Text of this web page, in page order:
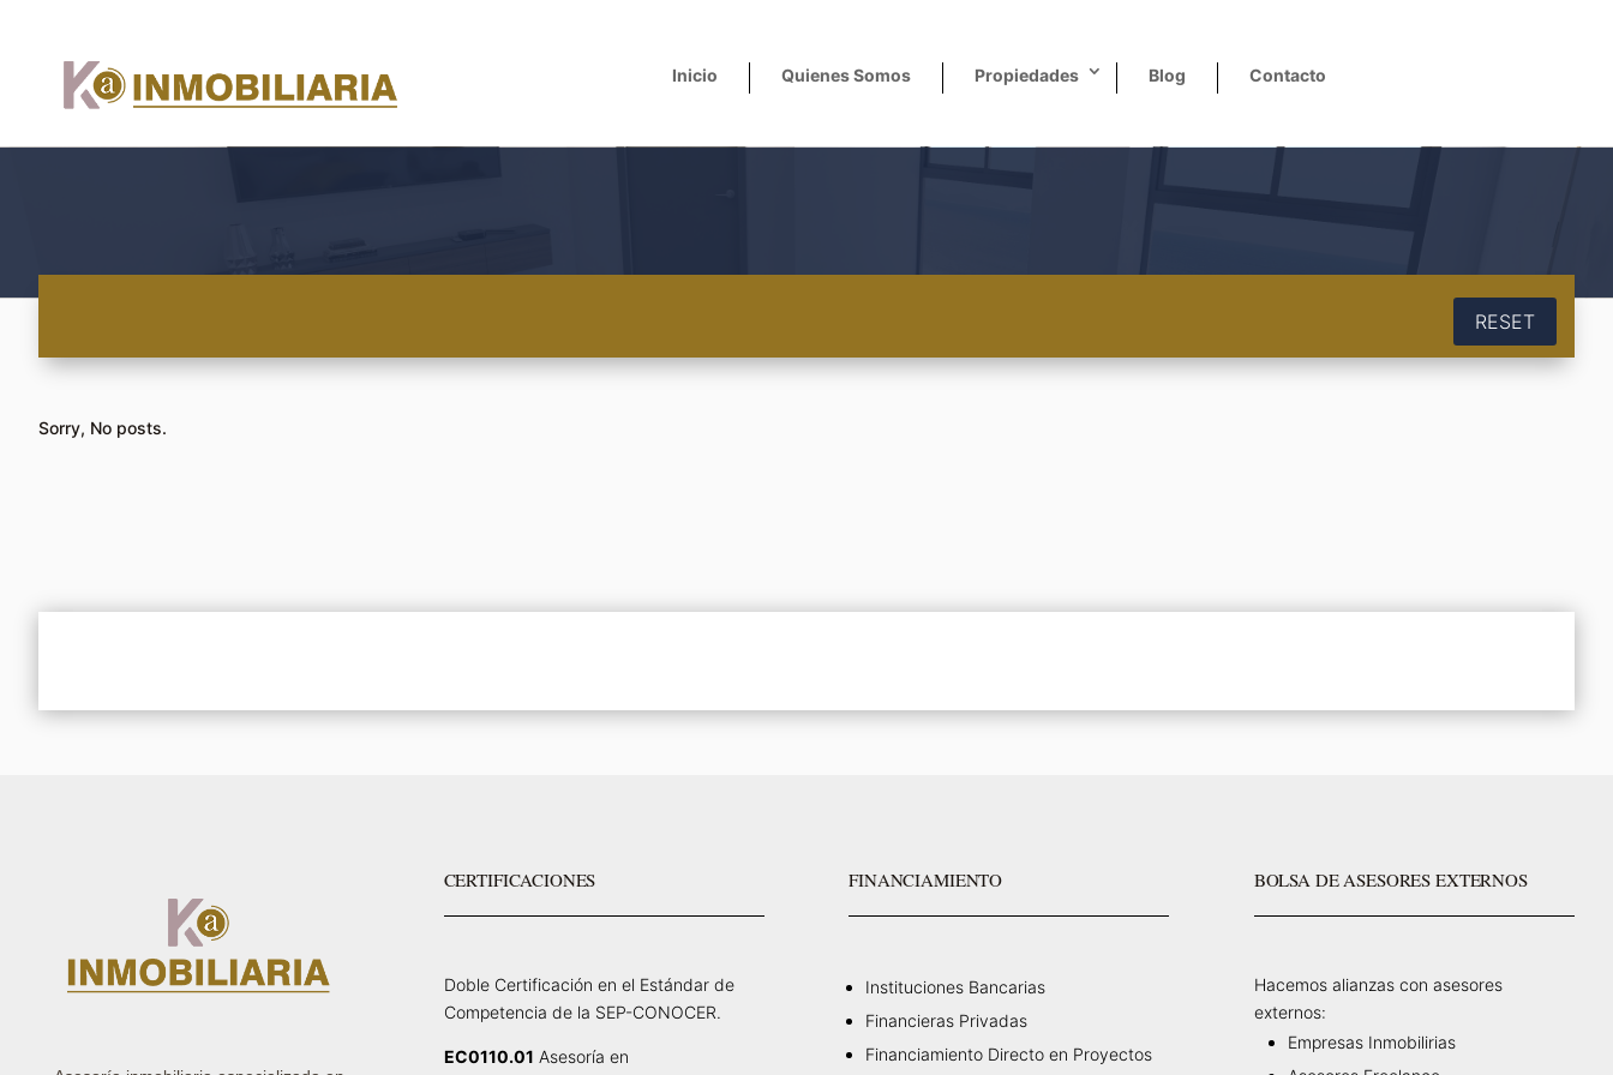
Inicio Quienes Somos Propiedades Blog Contacto
RESET
Sorry, No posts.
CERTIFICACIONES
Doble Certificación en el Estándar de
Competencia de la SEP-CONOCER.
EC0110.01 Asesoría en
FINANCIAMIENTO
Instituciones Bancarias
Financieras Privadas
Financiamiento Directo en Proyectos
BOLSA DE ASESORES EXTERNOS
Hacemos alianzas con asesores
externos:
Empresas Inmobilirias